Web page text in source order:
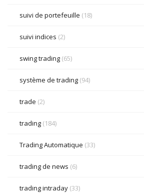
suivi de portefeuille (18)
suivi indices (2)
swing trading (65)
système de trading (94)
trade (2)
trading (184)
Trading Automatique (33)
trading de news (6)
trading intraday (33)